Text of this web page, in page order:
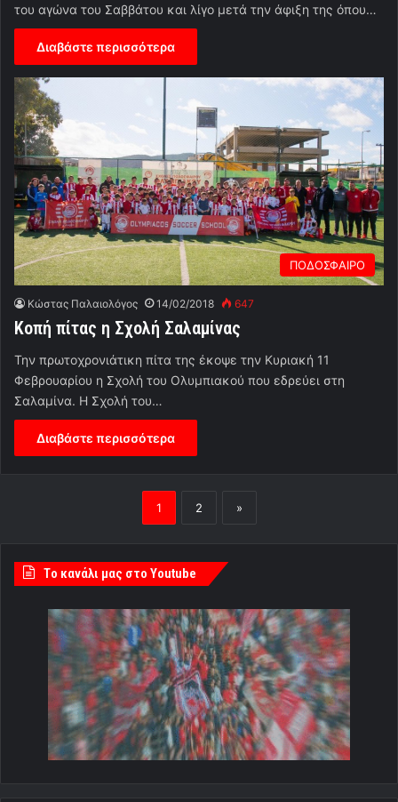
του αγώνα του Σαββάτου και λίγο μετά την άφιξη της όπου…
Διαβάστε περισσότερα
ΠΟΔΟΣΦΑΙΡΟ
Κώστας Παλαιολόγος 14/02/2018 647
Κοπή πίτας η Σχολή Σαλαμίνας
Την πρωτοχρονιάτικη πίτα της έκοψε την Κυριακή 11
Φεβρουαρίου η Σχολή του Ολυμπιακού που εδρεύει στη
Σαλαμίνα. Η Σχολή του…
Διαβάστε περισσότερα
1 2 »
Tο κανάλι μας στο Youtube